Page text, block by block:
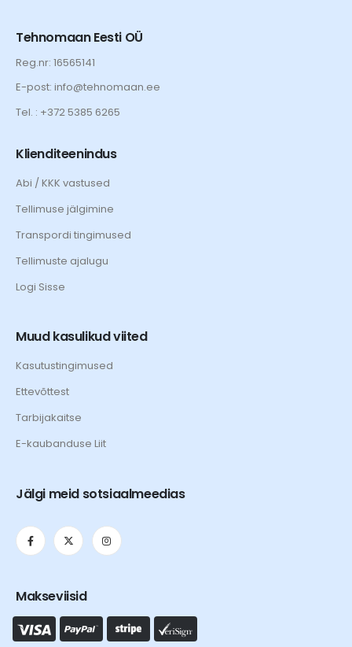
Tehnomaan Eesti OÜ
Reg.nr: 16565141
E-post: info@tehnomaan.ee
Tel. : +372 5385 6265
Klienditeenindus
Abi / KKK vastused
Tellimuse jälgimine
Transpordi tingimused
Tellimuste ajalugu
Logi Sisse
Muud kasulikud viited
Kasutustingimused
Ettevõttest
Tarbijakaitse
E-kaubanduse Liit
Jälgi meid sotsiaalmeedias
Makseviisid